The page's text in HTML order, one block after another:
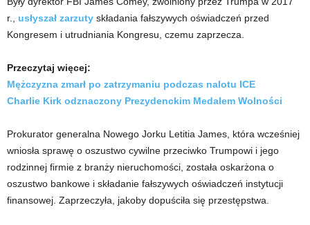
r., usłyszał zarzuty składania fałszywych oświadczeń przed
Kongresem i utrudniania Kongresu, czemu zaprzecza.
Przeczytaj więcej:
Mężczyzna zmarł po zatrzymaniu podczas nalotu ICE
Charlie Kirk odznaczony Prezydenckim Medalem Wolności
Prokurator generalna Nowego Jorku Letitia James, która wcześniej
wniosła sprawę o oszustwo cywilne przeciwko Trumpowi i jego
rodzinnej firmie z branży nieruchomości, została oskarżona o
oszustwo bankowe i składanie fałszywych oświadczeń instytucji
finansowej. Zaprzeczyła, jakoby dopuściła się przestępstwa.